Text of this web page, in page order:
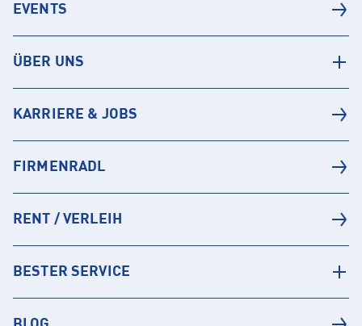
EVENTS
ÜBER UNS
KARRIERE & JOBS
FIRMENRADL
RENT / VERLEIH
BESTER SERVICE